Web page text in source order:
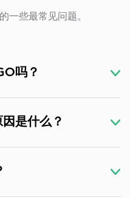
一些最常见问题。
吗？
是什么？